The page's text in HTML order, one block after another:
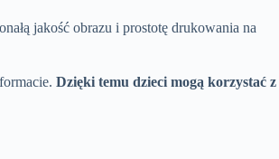
jakość obrazu i prostotę drukowania na
Dzięki temu dzieci mogą korzystać z